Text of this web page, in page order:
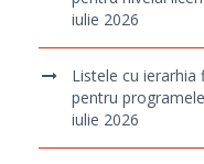
iulie 2026
Listele cu
pentru
iulie 2026